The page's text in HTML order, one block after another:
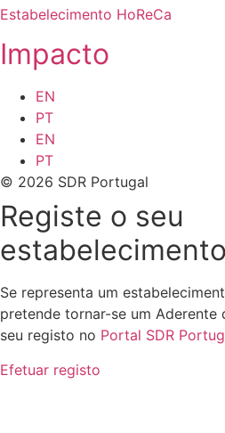
Estabelecimento HoReCa
Impacto
EN
PT
EN
PT
© 2026 SDR Portugal
Registe o seu
estabelecimento
Se representa um
pretende tornar-se um Aderente
seu registo no Portal SDR
Efetuar registo